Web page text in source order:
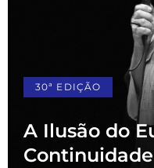
30ª EDIÇÃO
A Ilusão do